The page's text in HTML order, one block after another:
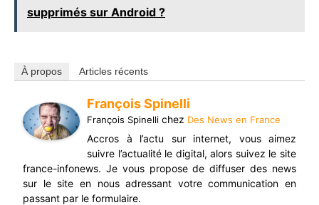
supprimés sur Android ?
À propos Articles récents
François Spinelli
François Spinelli chez Des News en France
Accros à l’actu sur internet, vous aimez
suivre l’actualité le digital, alors suivez le site
france-infonews. Je vous propose de diffuser des news
sur le site en nous adressant votre communication en
passant par le formulaire.